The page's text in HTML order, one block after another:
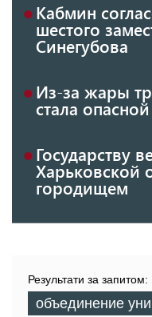
Кабмин
шестого
Синегубова
Из-за жары
стала опасной
Государству
Харьковской
городищем
Результати за запитом:
объединение